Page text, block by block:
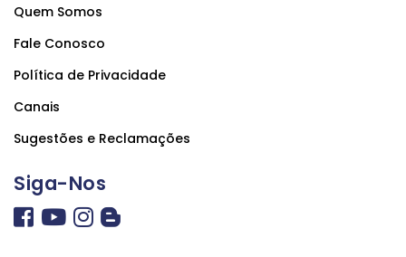
Quem Somos
Fale Conosco
Política de Privacidade
Canais
Sugestões e Reclamações
Siga-Nos